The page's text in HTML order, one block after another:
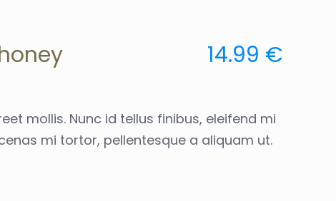
14.99 €
mollis. Nunc id tellus finibus, eleifend mi
mi tortor, pellentesque a aliquam ut.